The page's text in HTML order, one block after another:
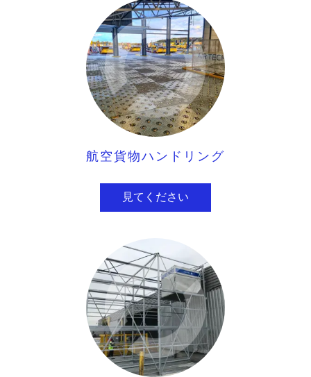
航空貨物ハンドリング
見てください